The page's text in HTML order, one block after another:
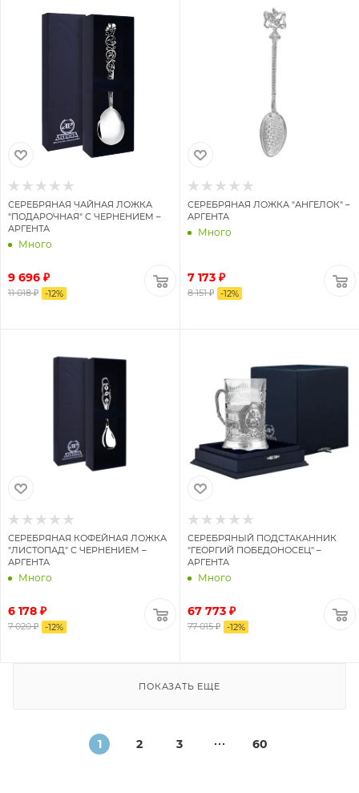
СЕРЕБРЯНАЯ ЧАЙНАЯ ЛОЖКА
"ПОДАРОЧНАЯ" С ЧЕРНЕНИЕМ –
АРГЕНТА
Много
9 696 ₽
11 018 ₽ -12%
СЕРЕБРЯНАЯ ЛОЖКА "АНГЕЛОК" –
АРГЕНТА
Много
7 173 ₽
8 151 ₽ -12%
СЕРЕБРЯНАЯ КОФЕЙНАЯ ЛОЖКА
"ЛИСТОПАД" С ЧЕРНЕНИЕМ –
АРГЕНТА
Много
6 178 ₽
7 020 ₽ -12%
СЕРЕБРЯНЫЙ ПОДСТАКАННИК
"ГЕОРГИЙ ПОБЕДОНОСЕЦ" –
АРГЕНТА
Много
67 773 ₽
77 015 ₽ -12%
ПОКАЗАТЬ ЕЩЕ
1 2 3 60